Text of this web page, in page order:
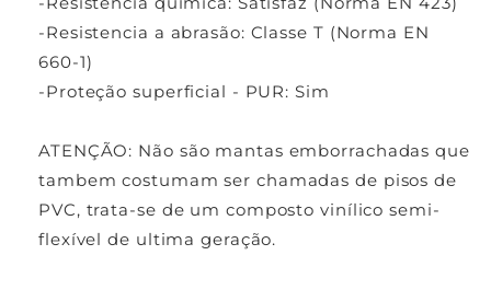
-Resistencia a abrasão: Classe T (Norma EN
660-1)
-Proteção superficial - PUR: Sim
ATENÇÃO: Não são mantas emborrachadas que
tambem costumam ser chamadas de pisos de
PVC, trata-se de um composto vinílico semi-
flexível de ultima geração.